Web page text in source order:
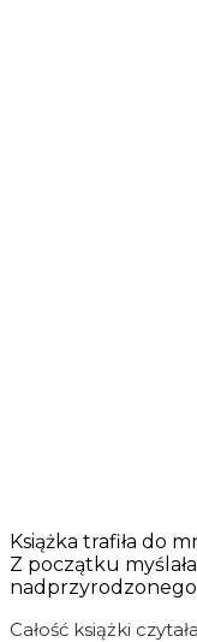
Książka trafiła do
Z początku
Całość książki